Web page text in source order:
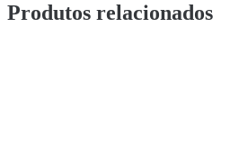
Produtos relacionados